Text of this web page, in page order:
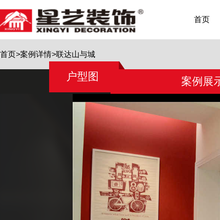
首页
首页>案例详情>联达山与城
户型图 案例展